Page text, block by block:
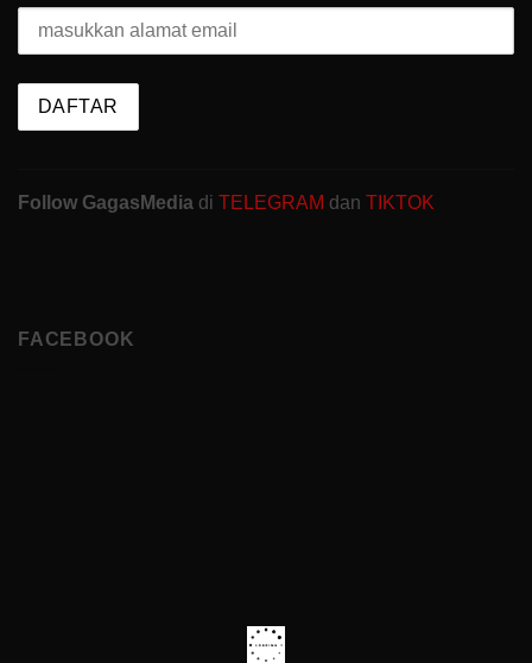
Follow GagasMedia di TELEGRAM dan TIKTOK
FACEBOOK